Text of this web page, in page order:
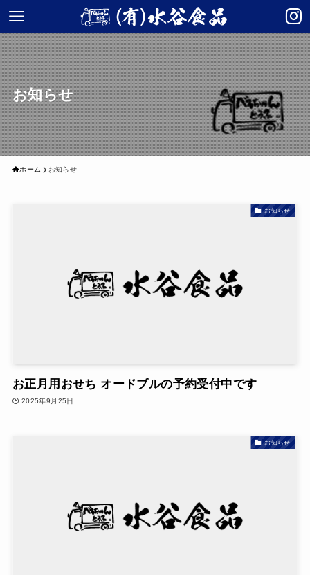
お知らせ
ホーム お知らせ
お知らせ
お正月用おせち オードブルの予約受付中です
2025年9月25日
お知らせ